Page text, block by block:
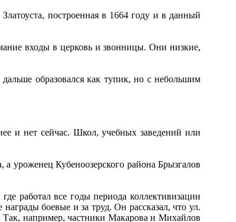
построенная в 1664 году и в данный
входы в церковь и звонницы. Они низкие,
образовался как тупик, но с небольшим
и нет сейчас. Школ, учебных заведений или
Кубеноозерского района Брызгалов
работал все годы периода коллективизации
боевые и за труд. Он рассказал, что ул.
Так, например, частники Макарова и Михайлов